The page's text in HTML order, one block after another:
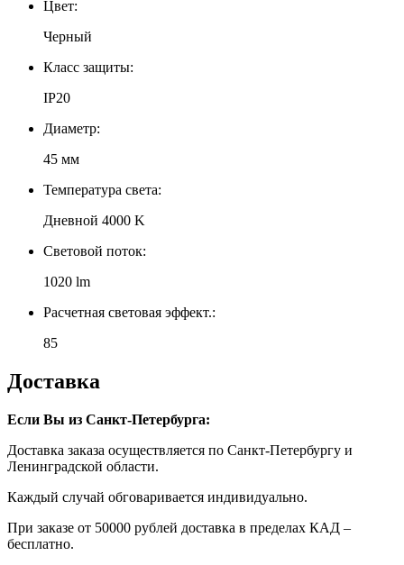
Цвет:
Черный
Класс защиты:
IP20
Диаметр:
45 мм
Температура света:
Дневной 4000 K
Световой поток:
1020 lm
Расчетная световая эффект.:
85
Доставка
Если Вы из Санкт-Петербурга:
Доставка заказа осуществляется по Санкт-Петербургу и
Ленинградской области.
Каждый случай обговаривается индивидуально.
При заказе от 50000 рублей доставка в пределах КАД –
бесплатно.